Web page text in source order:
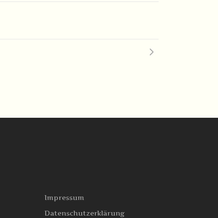
Impressum
Datenschutzerklärung